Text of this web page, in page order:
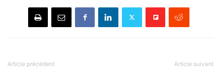
Article précédent Article suivant